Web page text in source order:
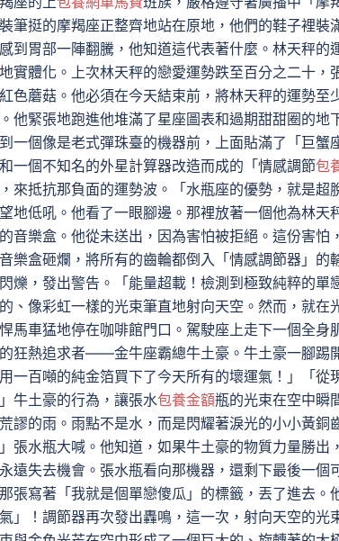
筆挺的摩羯座正整齊地站在原地，他們的鞋子裡
到胃部一陣翻騰，他知道這代表著什麼。林天秤
實體化。上次林天秤的戀愛運勢跌至百分之二十
色蘑菇。他必須在今天結束前，將林天秤的運勢
他緊張地跑進他堆滿了星座圖表和過期甜甜圈的
一個像是老式彈珠臺的機器前，上面貼滿了「巨
一個不知名的外星計算器改造而成的「情感調節包
來抵抗那負面的運勢波。「水瓶座的優勢，就是
地低吼。他看了一眼腳邊。那裡放著一個他為林
音樂盒。他從未送出，因為害怕被拒絕。這份害
樂盒砸爛，將所有的齒輪都倒入「情感調節器」
爍，發出警告。「能量超載！檢測到極致純粹的
、像彩虹一樣的光束筆直地射向天空。然而，就
馬車猛地停在咖啡館門口。駕駛座上走下一個全身
狂熱追求者——金牛座霸總牛土豪。牛土豪一腳踢
一百噸的純金箔買下了今天所有的壞運氣！」「
牛土豪的行為，讓張水包養金額瓶的光束在空中瞬
謬的雨。雨點不是水，而是閃耀著淚光的小小黃
張水瓶大喊。他知道，如果牛土豪的物質力量勝
遠失去機會。張水瓶看向那機器，還剩下最後一
張寫著「我就是個單戀傻瓜」的標籤，丟了進去。
」！調節器再次發出轟鳴，這一次，射向天空的